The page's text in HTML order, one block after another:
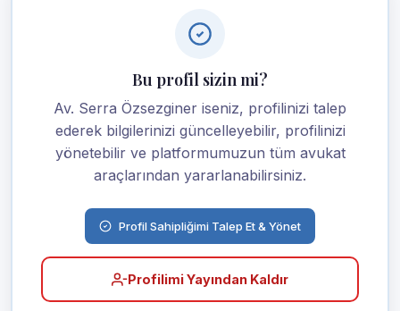
Bu profil sizin mi?
Av. Serra Özsezginer iseniz, profilinizi talep
ederek bilgilerinizi güncelleyebilir, profilinizi
yönetebilir ve platformumuzun tüm avukat
araçlarından yararlanabilirsiniz.
Profil Sahipliğimi Talep Et & Yönet
Profilimi Yayından Kaldır